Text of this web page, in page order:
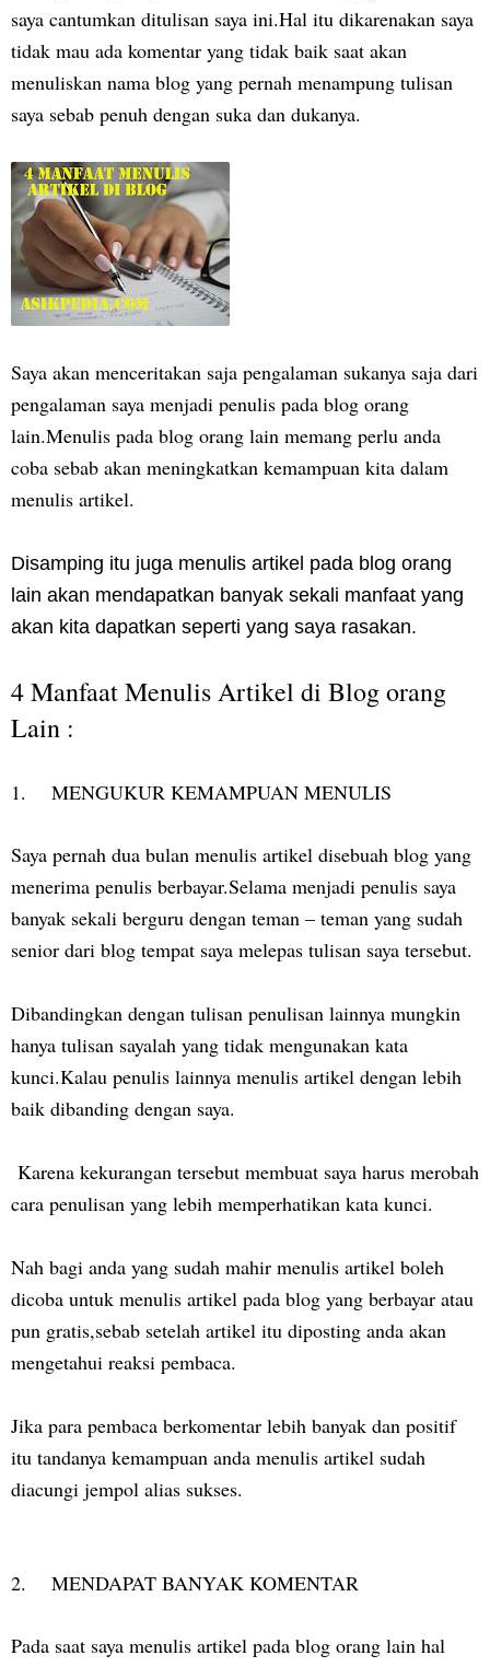
saya cantumkan ditulisan saya ini.Hal itu dikarenakan saya
tidak mau ada komentar yang tidak baik saat akan
menuliskan nama blog yang pernah menampung tulisan
saya sebab penuh dengan suka dan dukanya.
Saya akan menceritakan saja pengalaman sukanya saja dari
pengalaman saya menjadi penulis pada blog orang
lain.Menulis pada blog orang lain memang perlu anda
coba sebab akan meningkatkan kemampuan kita dalam
menulis artikel.
Disamping itu juga menulis artikel pada blog orang
lain akan mendapatkan banyak sekali manfaat yang
akan kita dapatkan seperti yang saya rasakan.
4 Manfaat Menulis Artikel di Blog orang
Lain :
1. MENGUKUR KEMAMPUAN MENULIS
Saya pernah dua bulan menulis artikel disebuah blog yang
menerima penulis berbayar.Selama menjadi penulis saya
banyak sekali berguru dengan teman – teman yang sudah
senior dari blog tempat saya melepas tulisan saya tersebut.
Dibandingkan dengan tulisan penulisan lainnya mungkin
hanya tulisan sayalah yang tidak mengunakan kata
kunci.Kalau penulis lainnya menulis artikel dengan lebih
baik dibanding dengan saya.
Karena kekurangan tersebut membuat saya harus merobah
cara penulisan yang lebih memperhatikan kata kunci.
Nah bagi anda yang sudah mahir menulis artikel boleh
dicoba untuk menulis artikel pada blog yang berbayar atau
pun gratis,sebab setelah artikel itu diposting anda akan
mengetahui reaksi pembaca.
Jika para pembaca berkomentar lebih banyak dan positif
itu tandanya kemampuan anda menulis artikel sudah
diacungi jempol alias sukses.
2. MENDAPAT BANYAK KOMENTAR
Pada saat saya menulis artikel pada blog orang lain hal